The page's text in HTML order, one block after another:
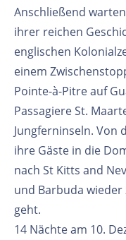
Anschließend
ihrer reichen
englischen
einem
Pointe-à-Pitre auf
Passagiere St.
Jungferninseln. Von
ihre Gäste in die
nach St Kitts and
und Barbuda wieder
geht.
14 Nächte am 10.